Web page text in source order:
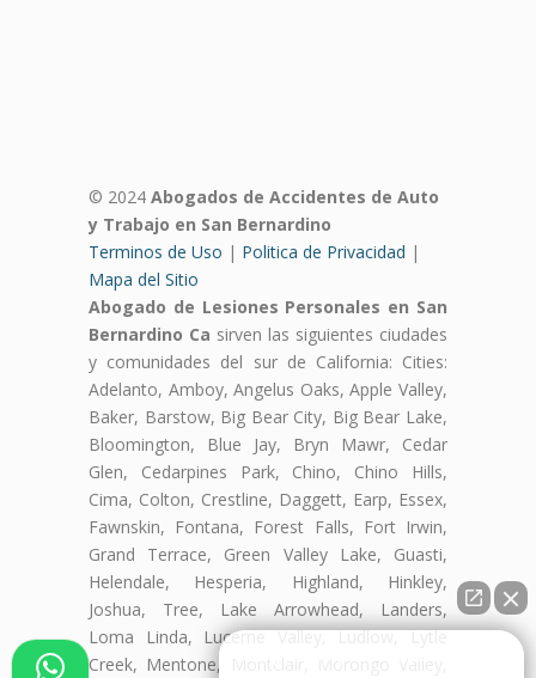
© 2024 Abogados de Accidentes de Auto
y Trabajo en San Bernardino
Terminos de Uso | Politica de Privacidad |
Mapa del Sitio
Abogado de Lesiones Personales en San
Bernardino Ca sirven las siguientes ciudades
y comunidades del sur de California: Cities:
Adelanto, Amboy, Angelus Oaks, Apple Valley,
Baker, Barstow, Big Bear City, Big Bear Lake,
Bloomington, Blue Jay, Bryn Mawr, Cedar
Glen, Cedarpines Park, Chino, Chino Hills,
Cima, Colton, Crestline, Daggett, Earp, Essex,
Fawnskin, Fontana, Forest Falls, Fort Irwin,
Grand Terrace, Green Valley Lake, Guasti,
Helendale, Hesperia, Highland, Hinkley,
Joshua, Tree, Lake Arrowhead, Landers,
Loma Linda, Lucerne Valley, Ludlow, Lytle
Creek, Mentone, Montclair, Morongo Valley,